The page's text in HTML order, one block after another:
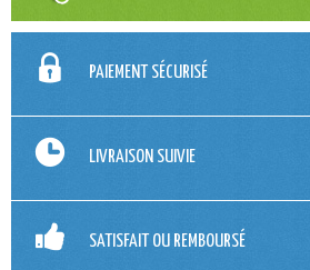
PAIEMENT SÉCURISÉ
LIVRAISON SUIVIE
SATISFAIT OU REMBOURSÉ